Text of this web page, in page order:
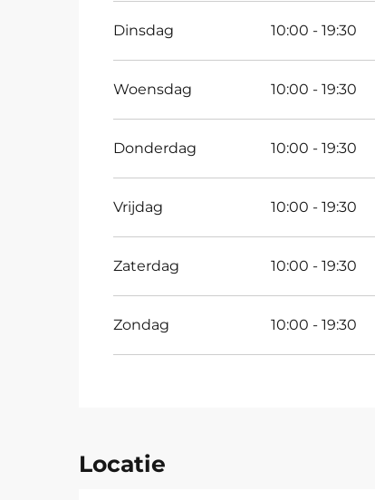
Dinsdag 10:00 - 19:30
Woensdag 10:00 - 19:30
Donderdag 10:00 - 19:30
Vrijdag 10:00 - 19:30
Zaterdag 10:00 - 19:30
Zondag 10:00 - 19:30
Locatie